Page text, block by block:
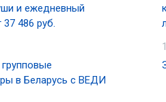
и ежедневный
486 руб.
в Беларусь с ВЕДИ